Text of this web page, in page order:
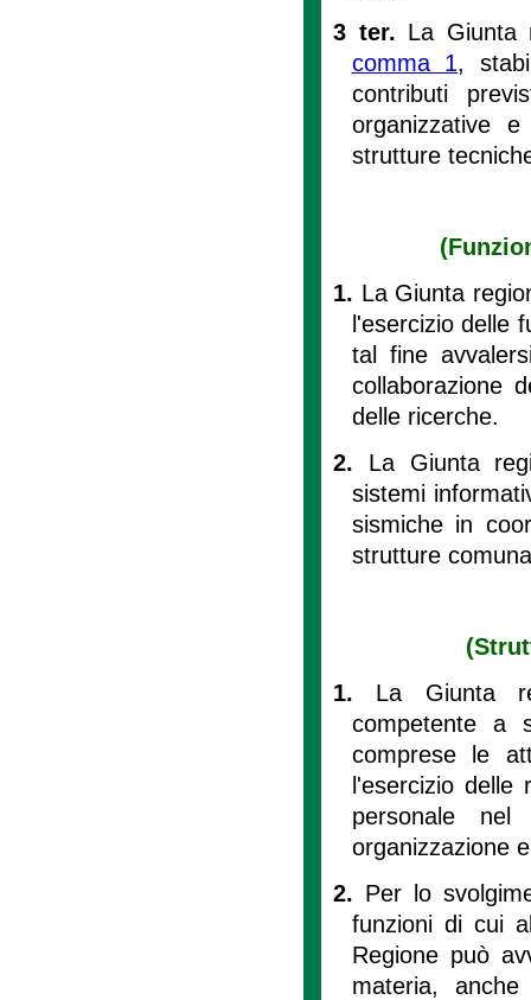
3 ter. La Giunta
comma 1,
contributi
organizzative
strutture
1. La Giunta
l'esercizio delle
tal fine
collaborazione
delle ricerche.
2. La Giunta
sistemi
sismiche in
strutture
1. La Giunta
competente a
comprese le
l'esercizio
personale
organizzazione
2. Per lo
funzioni di cui
Regione può
materia,